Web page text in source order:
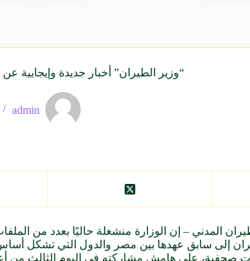
“وزير الطيران” أخبار جديدة وإيجابية
admin
المدني – إن الوزارة منشغلة حاليًا بعدد من
إلى سابق عهدها بين مصر والدول التي تشكل
صحفية، على هامش مشاركته في اليوم الثالث من